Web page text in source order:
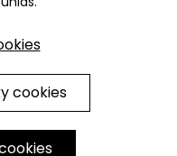
|Spracovanie osobných
cookies